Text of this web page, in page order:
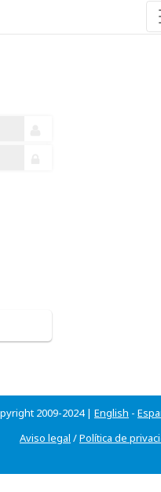
2009-2024 | English -
Aviso legal /Política de